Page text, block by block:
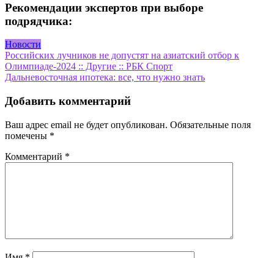
Рекомендации экспертов при выборе
подрядчика:
Новости
Навигация
по
Российских лучников не допустят на азиатский отбор к
Олимпиаде-2024 :: Другие :: РБК Спорт
Дальневосточная ипотека: все, что нужно знать
Добавить комментарий
Ваш адрес email не будет опубликован. Обязательные поля
помечены *
Комментарий *